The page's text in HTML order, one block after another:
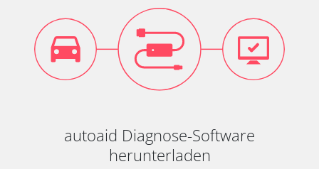
autoaid Diagnose-Software
herunterladen